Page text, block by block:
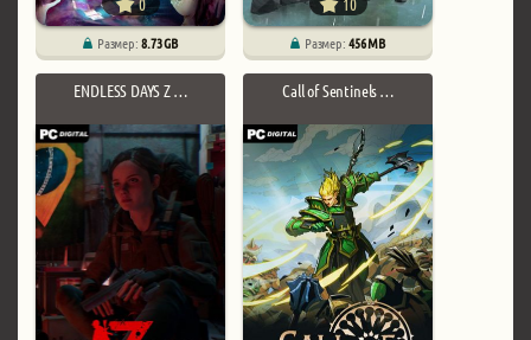
Размер:8.73 GB Размер:456 MB
ENDLESS DAYS Z … Call of Sentinels …